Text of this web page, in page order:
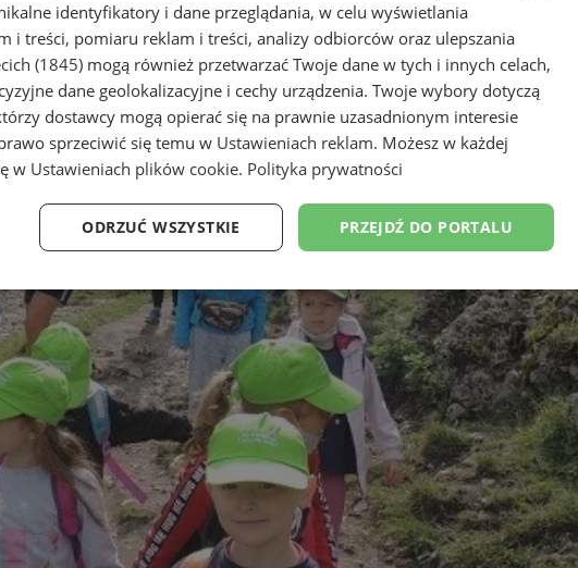
identyfikatory i dane przeglądania, w celu wyświetlania
i treści, pomiaru reklam i treści, analizy odbiorców oraz ulepszania
(1845) mogą również przetwarzać Twoje dane w tych i innych celach,
dane geolokalizacyjne i cechy urządzenia. Twoje wybory dotyczą
dostawcy mogą opierać się na prawnie uzasadnionym interesie
sprzeciwić się temu w Ustawieniach reklam. Możesz w każdej
w Ustawieniach plików cookie. Polityka prywatności
PRZEJDŹ DO PORTALU
ODRZUĆ WSZYSTKIE
Targetowanie Funkcjonalność Niesklasyfikowane
Wydajność Targetowanie Funkcjonalność Niesklasyfikowane
korzystanie z podstawowych funkcji strony internetowej, takich jak logowanie użytkownika i
plików cookie nie można prawidłowo korzystać ze strony internetowej.
Provider /Domena
Okres
przechowywania